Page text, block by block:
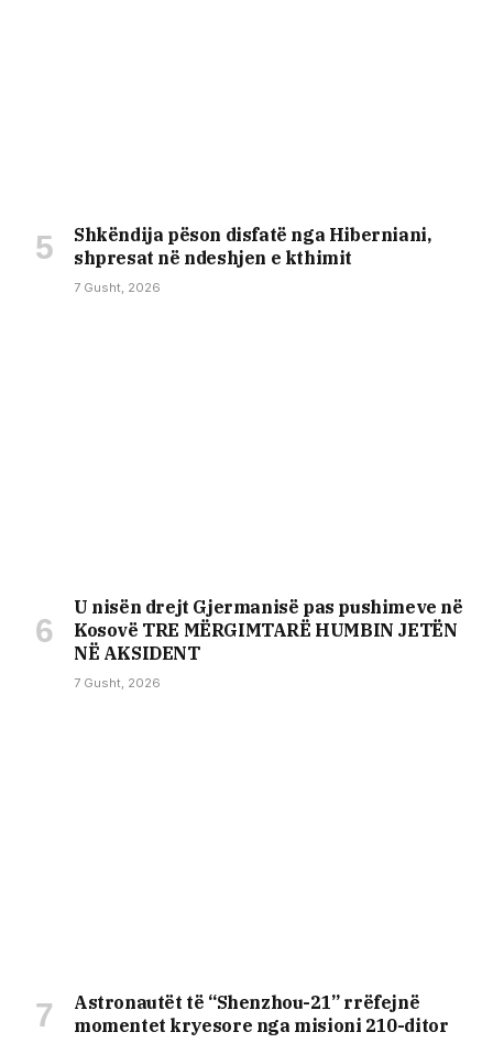
Shkëndija pëson disfatë nga Hiberniani,
shpresat në ndeshjen e kthimit
7 Gusht, 2026
U nisën drejt Gjermanisë pas pushimeve në
Kosovë TRE MËRGIMTARË HUMBIN JETËN
NË AKSIDENT
7 Gusht, 2026
Astronautët të “Shenzhou-21” rrëfejnë
momentet kryesore nga misioni 210-ditor